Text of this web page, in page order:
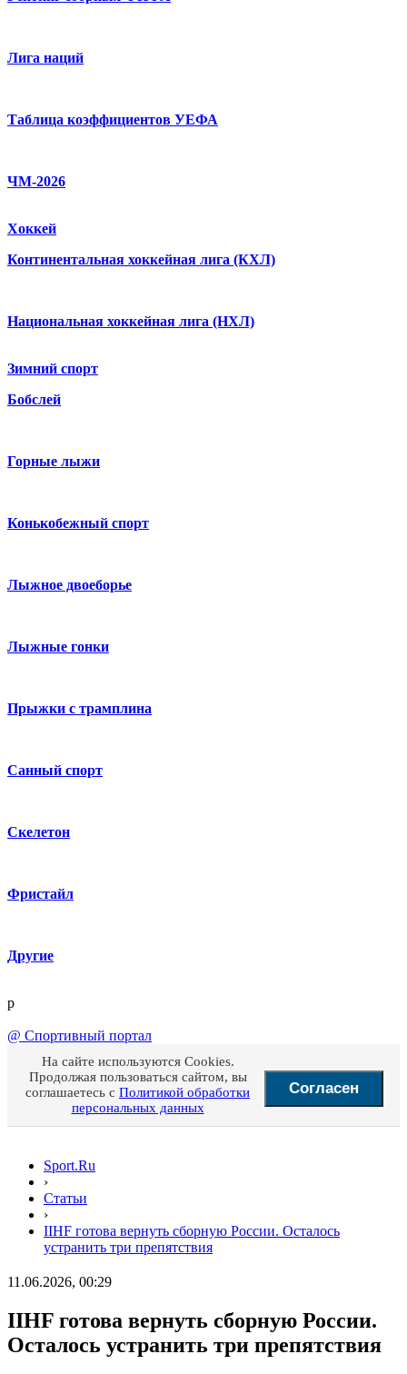
Лига наций
Таблица коэффициентов УЕФА
ЧМ-2026
Хоккей
Континентальная хоккейная лига (КХЛ)
Национальная хоккейная лига (НХЛ)
Зимний спорт
Бобслей
Горные лыжи
Конькобежный спорт
Лыжное двоеборье
Лыжные гонки
Прыжки с трамплина
Санный спорт
Скелетон
Фристайл
Другие
p
@ Спортивный портал
На сайте используются Cookies.
Продолжая пользоваться сайтом, вы
соглашаетесь с Политикой обработки
персональных данных
Согласен
Sport.Ru
›
Статьи
›
IIHF готова вернуть сборную России. Осталось
устранить три препятствия
11.06.2026, 00:29
IIHF готова вернуть сборную России.
Осталось устранить три препятствия